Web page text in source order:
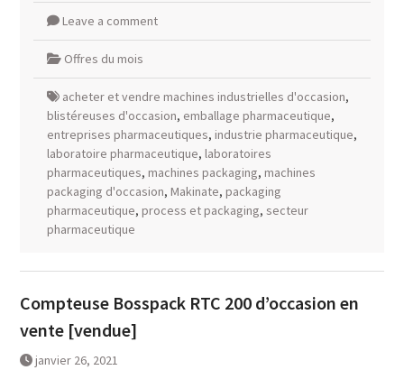
Leave a comment
Offres du mois
acheter et vendre machines industrielles d'occasion,
blistéreuses d'occasion, emballage pharmaceutique,
entreprises pharmaceutiques, industrie pharmaceutique,
laboratoire pharmaceutique, laboratoires
pharmaceutiques, machines packaging, machines
packaging d'occasion, Makinate, packaging
pharmaceutique, process et packaging, secteur
pharmaceutique
Compteuse Bosspack RTC 200 d’occasion en
vente [vendue]
janvier 26, 2021